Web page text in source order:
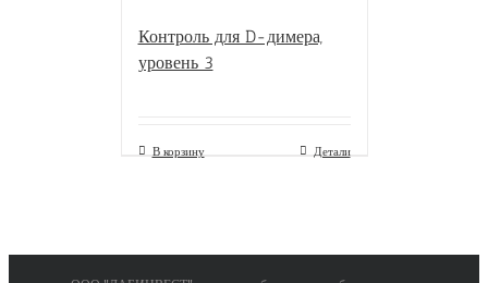
Контроль для D-димера,
уровень 3
В корзину Детали